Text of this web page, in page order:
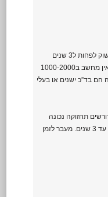
מחשב טוב על מנת שיחזיק מעמד בדרישות השוק לפחות ל3 שנים
הקרובות יעלה בסביבות ה3000 ש”ח ומעלה. אין מחשב ב1000-2000
בד”כ ישנים או בעלי
תחזוקה נכונה
טיפול שוטף ונכון והם מחזיקים בדרישות השוק עד 3 שנים. מעבר לזמן